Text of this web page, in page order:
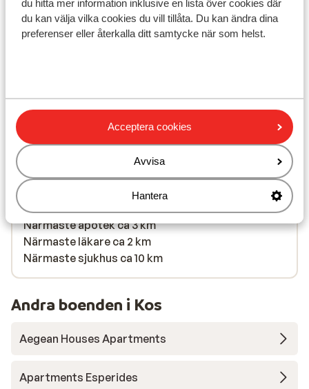
du hitta mer information inklusive en lista över cookies där
du kan välja vilka cookies du vill tillåta. Du kan ändra dina
preferenser eller återkalla ditt samtycke när som helst.
Acceptera cookies
Avvisa
Hantera
Avstånd till centrum: ca 2 km, kos stad är ca 10 km
Avstånd till flygplats ca 13 km
Avstånd till busshållplats ca 100 m: till Tigaki or
Avstånd till uttagsautomat ca 2 km
Närmaste butiker ca 2 km
Närmaste restaurang ca 200 m
Närmaste apotek ca 3 km
Närmaste läkare ca 2 km
Närmaste sjukhus ca 10 km
Andra boenden i Kos
Aegean Houses Apartments
Apartments Esperides